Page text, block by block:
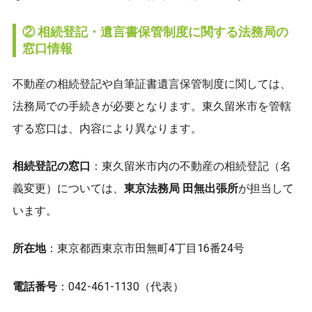
② 相続登記・遺言書保管制度に関する法務局の
窓口情報
不動産の相続登記や自筆証書遺言保管制度に関しては、
法務局での手続きが必要となります。東久留米市を管轄
する窓口は、内容により異なります。
相続登記の窓口 ：東久留米市内の不動産の相続登記（名
義変更）については、 東京法務局 田無出張所が担当して
います。
所在地：東京都西東京市田無町4丁目16番24号
電話番号：042-461-1130（代表）